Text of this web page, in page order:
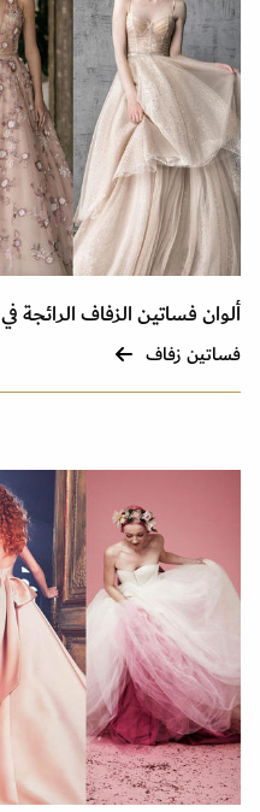
ألوان فساتين الزفاف الرائجة في 2019
فساتين زفاف